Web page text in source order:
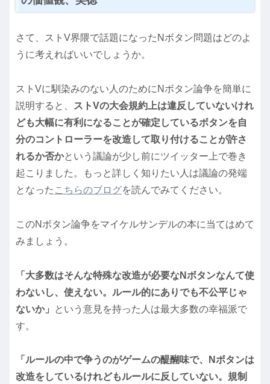
さて、ストV界隈で話題になったNボタン問題はどのよ
うに考えればいいでしょうか。
ストVに馴染みのない人のためにNボタン論争を簡単に
説明すると、
ストVの大会規約上は違反していないけれ
ども大幅に有利になることが確定しているボタンを自
分のコントローラーを改造して取り付けることが許さ
れるか否かという議論が少し前にツイッター上で巻き
起こりました。もっと詳しく知りたい人は議論の発端
となった こちらのブログを読んでみてください。
このNボタン論争をマイケルサンデルの本に当てはめて
みましょう。
「大多数はそんな特殊な改造が必要なNボタンなんて使
わないし、使えない。ルール的にありでも不公平じゃ
ないか」
という意見を持った人は最大多数の幸福派で
す。
「ルールの中で争うのがゲームの醍醐味で、Nボタンは
改造をしているけれどもルールに反していない。規制